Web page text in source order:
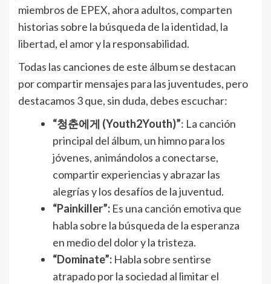
miembros de EPEX, ahora adultos, comparten
historias sobre la búsqueda de la identidad, la
libertad, el amor y la responsabilidad.
Todas las canciones de este álbum se destacan
por compartir mensajes para las juventudes, pero
destacamos 3 que, sin duda, debes escuchar:
“청춘에게 (Youth2Youth)”: La canción
principal del álbum, un himno para los
jóvenes, animándolos a conectarse,
compartir experiencias y abrazar las
alegrías y los desafíos de la juventud.
“Painkiller”: Es una canción emotiva que
habla sobre la búsqueda de la esperanza
en medio del dolor y la tristeza.
“Dominate”: Habla sobre sentirse
atrapado por la sociedad al limitar el